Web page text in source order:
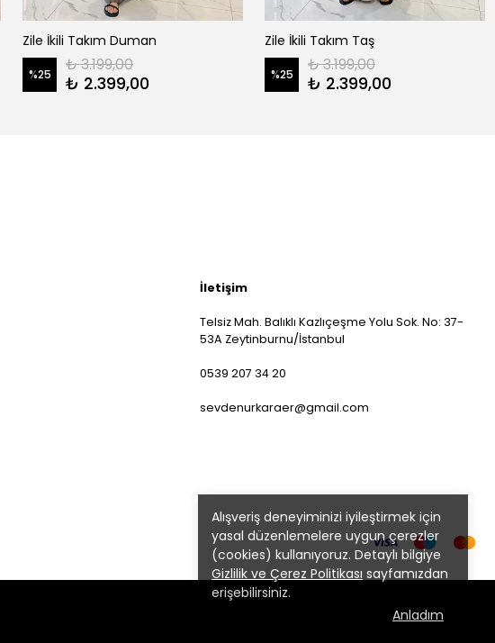
Alışveriş deneyiminizi iyileştirmek için
yasal düzenlemelere uygun çerezler
(cookies) kullanıyoruz. Detaylı bilgiye
Gizlilik ve Çerez Politikası sayfamızdan
erişebilirsiniz.
Anladım
Zile İkili Takım Duman
%25 ₺ 3.199,00
₺ 2.399,00
Zile İkili Takım Taş
%25 ₺ 3.199,00
₺ 2.399,00
İletişim
Telsiz Mah. Balıklı Kazlıçeşme Yolu Sok. No: 37-
53A Zeytinburnu/İstanbul
0539 207 34 20
sevdenurkaraer@gmail.com